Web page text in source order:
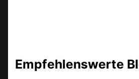
Empfehlenswerte